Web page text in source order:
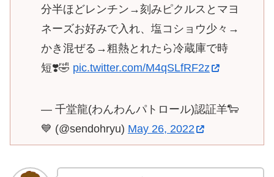
分半ほどレンチン→刻みピクルスとマヨ
ネーズお好みで入れ、塩コショウ少々→
かき混ぜる→粗熱とれたら冷蔵庫で時
短❣️🤣 pic.twitter.com/M4qSLfRF2z
— 千堂龍(わんわんパトロール)認証羊🐑
💙 (@sendohryu) May 26, 2022